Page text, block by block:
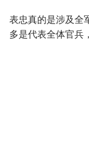
表忠真的是涉及全
多是代表全体官兵